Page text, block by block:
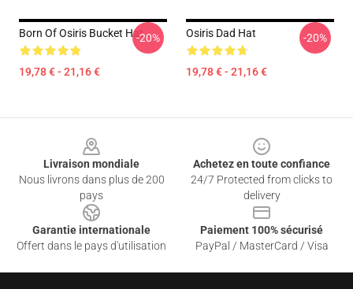
Born Of Osiris Bucket Hat
19,78 € - 21,16 €
-20% Osiris Dad Hat
19,78 € - 21,16 €
-20%
Livraison mondiale
Nous livrons dans plus de 200
pays
Achetez en toute confiance
24/7 Protected from clicks to
delivery
Garantie internationale
Offert dans le pays d'utilisation
Paiement 100% sécurisé
PayPal / MasterCard / Visa